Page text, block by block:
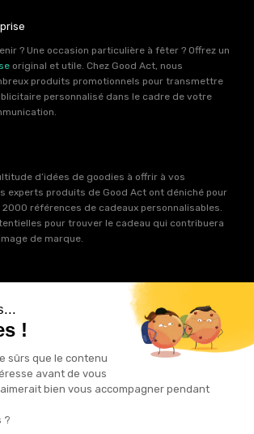
? Une occasion particulière à fêter ? Offrez un
original et utile. Chez Good Act, nous
produits promotionnels pour transmettre
personnalisé dans le cadre de votre
d’idées de goodies à offrir à vos
experts produits de Good Act ont déniché pour
2000 références de cadeaux personnalisables.
pour trouver le cadeau qui contribuera
de marque.
en accord avec vos valeurs ? Ca
nombre de produits présents sur Good Act
et en Europe.
Notre sélection RSEvous
un goodies parfait pour votre campagne de
produits fabriqués avec amour dans de
un impact limité sur la planête.